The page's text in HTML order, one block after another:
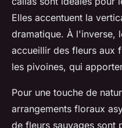
Elles accentuent la
dramatique. À l'inverse,
accueillir des fleurs aux
les pivoines, qui
Pour une touche de
arrangements floraux
de fleurs sauvages sont